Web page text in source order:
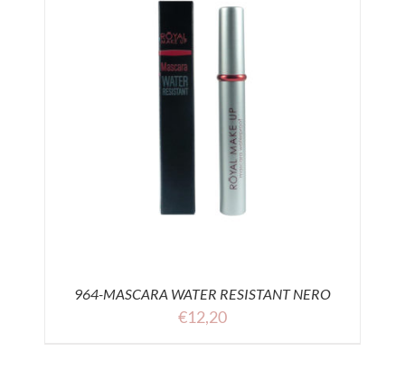
964-MASCARA WATER RESISTANT NERO
€12,20